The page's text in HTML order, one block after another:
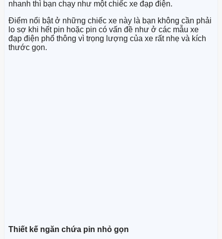
nhanh thì bạn chạy như một chiếc xe đạp điện.
Điểm nổi bật ở những chiếc xe này là bạn không cần phải
lo sợ khi hết pin hoặc pin có vấn đề như ở các mẫu xe
đạp điện phổ thông vì trọng lượng của xe rất nhẹ và kích
thước gọn.
Thiết kế ngăn chứa pin nhỏ gọn